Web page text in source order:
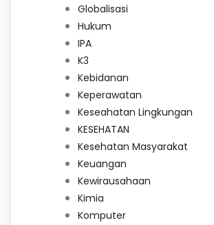
Globalisasi
Hukum
IPA
K3
Kebidanan
Keperawatan
Keseahatan Lingkungan
KESEHATAN
Kesehatan Masyarakat
Keuangan
Kewirausahaan
Kimia
Komputer